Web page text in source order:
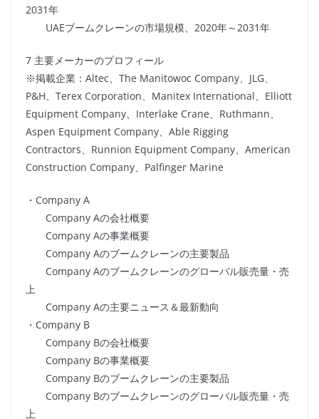
2031年
UAEブームクレーンの市場規模、2020年～2031年
7 主要メーカーのプロフィール
※掲載企業：Altec、The Manitowoc Company、JLG、
P&H、Terex Corporation、Manitex International、Elliott
Equipment Company、Interlake Crane、Ruthmann、
Aspen Equipment Company、Able Rigging
Contractors、Runnion Equipment Company、American
Construction Company、Palfinger Marine
・Company A
Company Aの会社概要
Company Aの事業概要
Company Aのブームクレーンの主要製品
Company Aのブームクレーンのグローバル販売量・売
上
Company Aの主要ニュース＆最新動向
・Company B
Company Bの会社概要
Company Bの事業概要
Company Bのブームクレーンの主要製品
Company Bのブームクレーンのグローバル販売量・売
上